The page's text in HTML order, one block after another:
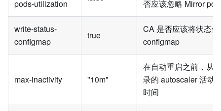
pods-utilization
否应该忽略 Mirror
write-status-
configmap
true
CA 是否应该将状态
configmap
max-inactivity "10m"
在自动重启之前，从
录的 autoscaler 活动
时间